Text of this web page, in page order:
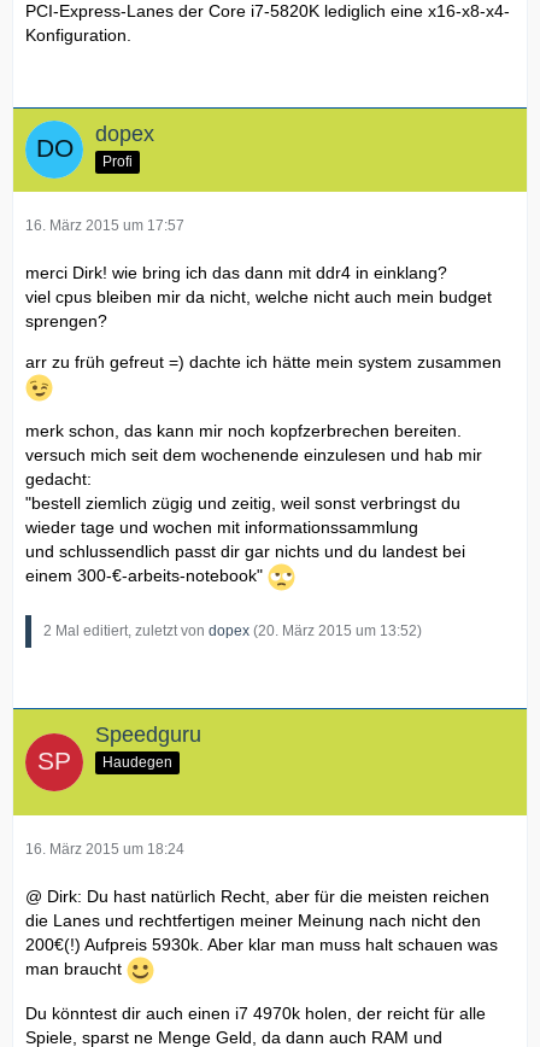
PCI-Express-Lanes der Core i7-5820K lediglich eine x16-x8-x4-
Konfiguration.
dopex
Profi
16. März 2015 um 17:57
merci Dirk! wie bring ich das dann mit ddr4 in einklang?
viel cpus bleiben mir da nicht, welche nicht auch mein budget
sprengen?
arr zu früh gefreut =) dachte ich hätte mein system zusammen
merk schon, das kann mir noch kopfzerbrechen bereiten.
versuch mich seit dem wochenende einzulesen und hab mir
gedacht:
"bestell ziemlich zügig und zeitig, weil sonst verbringst du
wieder tage und wochen mit informationssammlung
und schlussendlich passt dir gar nichts und du landest bei
einem 300-€-arbeits-notebook"
2 Mal editiert, zuletzt von dopex (20. März 2015 um 13:52)
Speedguru
Haudegen
16. März 2015 um 18:24
@ Dirk: Du hast natürlich Recht, aber für die meisten reichen
die Lanes und rechtfertigen meiner Meinung nach nicht den
200€(!) Aufpreis 5930k. Aber klar man muss halt schauen was
man braucht
Du könntest dir auch einen i7 4970k holen, der reicht für alle
Spiele, sparst ne Menge Geld, da dann auch RAM und